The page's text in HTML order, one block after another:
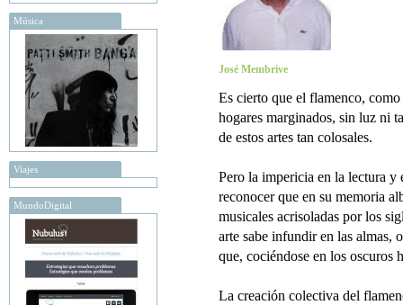
Música
Viajes
MundoDigital
José Membrive
Es cierto que el flamenco,
hogares marginados, sin luz ni
de estos artes tan colosales.
Pero la impericia en la lectura y
reconocer que en su memoria
musicales acrisoladas por los
arte sabe infundir en las almas,
que, cociéndose en los oscuros
La creación colectiva del